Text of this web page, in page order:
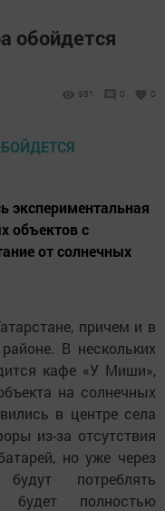
обойдется
981 0 0
экспериментальная
объектов с
от солнечных
причем и в
В нескольких
кафе «У Миши»,
на солнечных
в центре села
из-за отсутствия
но уже через
потреблять
будет полностью